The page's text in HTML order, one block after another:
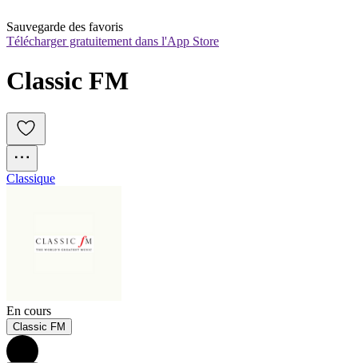
Sauvegarde des favoris
Télécharger gratuitement dans l'App Store
Classic FM
Classique
En cours
Classic FM